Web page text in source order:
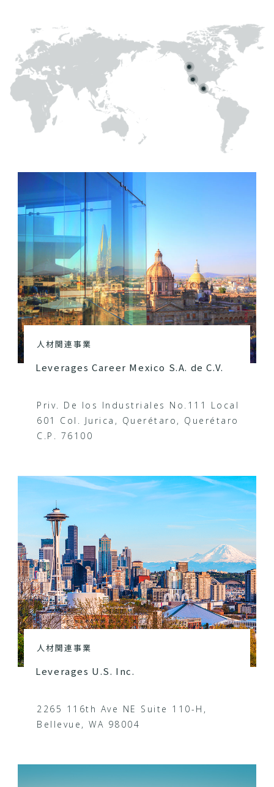
人材関連事業
Leverages Career Mexico S.A. de C.V.
Priv. De los Industriales No.111 Local
601 Col. Jurica, Querétaro, Querétaro
C.P. 76100
人材関連事業
Leverages U.S. Inc.
2265 116th Ave NE Suite 110-H,
Bellevue, WA 98004